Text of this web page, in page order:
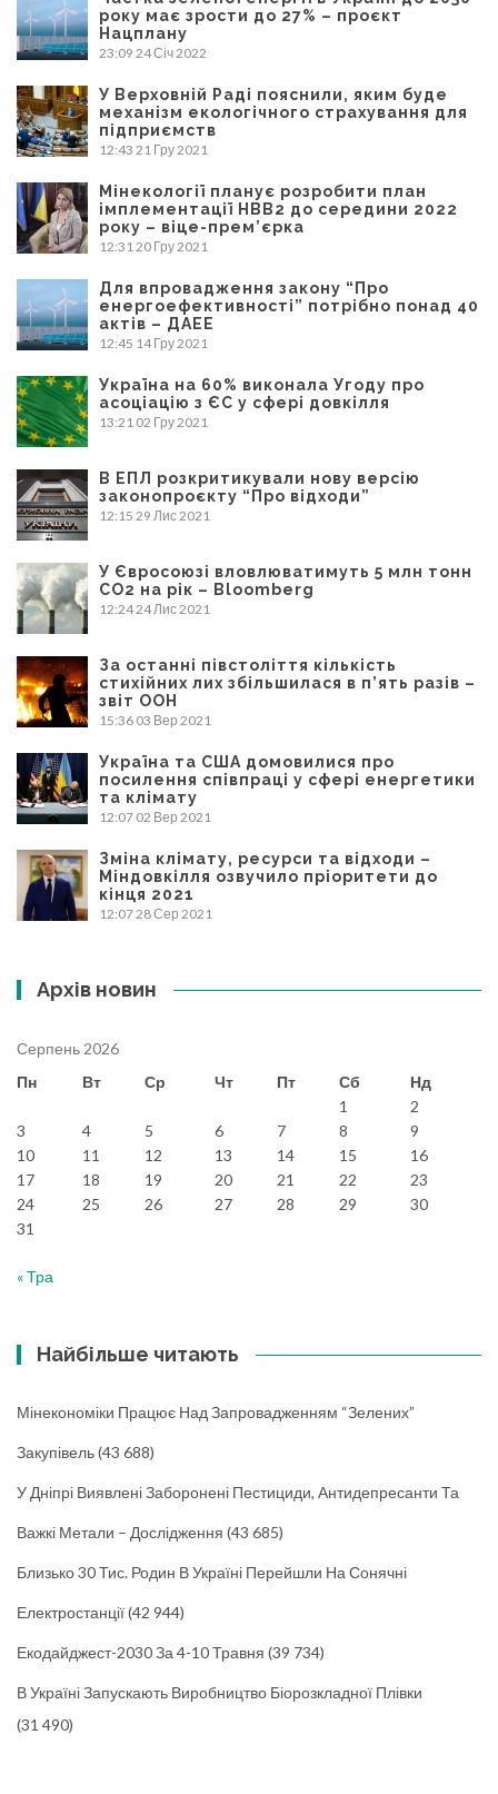
року має зрости до 27% – проєкт
Нацплану
23:09 24 Січ 2022
У Верховній Раді пояснили, яким буде
механізм екологічного страхування для
підприємств
12:43 21 Гру 2021
Мінекології планує розробити план
імплементації НВВ2 до середини 2022
року – віце-прем’єрка
12:31 20 Гру 2021
Для впровадження закону “Про
енергоефективності” потрібно понад 40
актів – ДАЕЕ
12:45 14 Гру 2021
Україна на 60% виконала Угоду про
асоціацію з ЄС у сфері довкілля
13:21 02 Гру 2021
В ЕПЛ розкритикували нову версію
законопроєкту “Про відходи”
12:15 29 Лис 2021
У Євросоюзі вловлюватимуть 5 млн тонн
CO2 на рік – Bloomberg
12:24 24 Лис 2021
За останні півстоліття кількість
стихійних лих збільшилася в п’ять разів –
звіт ООН
15:36 03 Вер 2021
Україна та США домовилися про
посилення співпраці у сфері енергетики
та клімату
12:07 02 Вер 2021
Зміна клімату, ресурси та відходи –
Міндовкілля озвучило пріоритети до
кінця 2021
12:07 28 Сер 2021
Архів новин
Серпень 2026
Пн
Вт Ср Чт Пт Сб
Нд
1
2
3
4 5 6 7 8
9
10
11 12 13 14 15
16
17
18 19 20 21 22
23
24
25 26 27 28 29
30
31
« Тра
Найбільше читають
Мінекономіки Працює Над Запровадженням “зелених”
Закупівель(43 688)
У Дніпрі Виявлені Заборонені Пестициди, Антидепресанти Та
Важкі Метали – Дослідження (43 685)
Близько 30 Тис. Родин В Україні Перейшли На Сонячні
Електростанції(42 944)
Екодайджест-2030 За 4-10 Травня (39 734)
В Україні Запускають Виробництво Біорозкладної Плівки
(31 490)